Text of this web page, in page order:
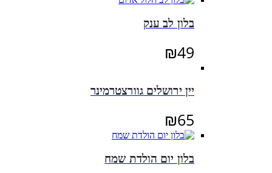
בלון לב ענק
₪49
יין ירושלים גוורצטרמינר
₪65
בלון יום הולדת שמח